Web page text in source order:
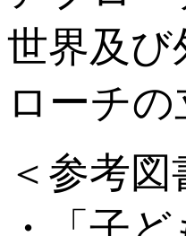
世界及び
ローチ
＜参考図